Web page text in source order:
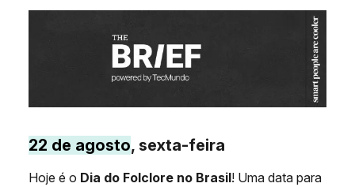
22 de agosto, sexta-feira
Hoje é o Dia do Folclore no Brasil! Uma data para